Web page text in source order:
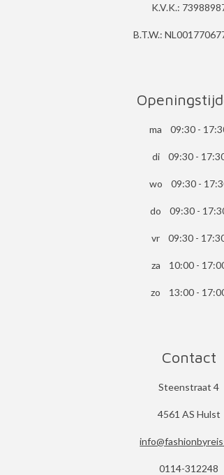
K.V.K.:
B.T.W.:
ma 09:30 -
di 09:30 -
wo 09:30 -
do 09:30 -
vr 09:30 -
za 10:00 -
zo 13:00 -
Contact
Steenstraat 4
4561 AS Hulst
0114-312248